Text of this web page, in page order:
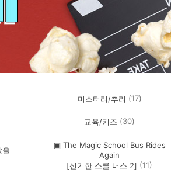
미스터리/추리 (17)
교육/키즈 (30)
▣ The Magic School Bus Rides
Again
[신기한 스쿨 버스 2] (11)